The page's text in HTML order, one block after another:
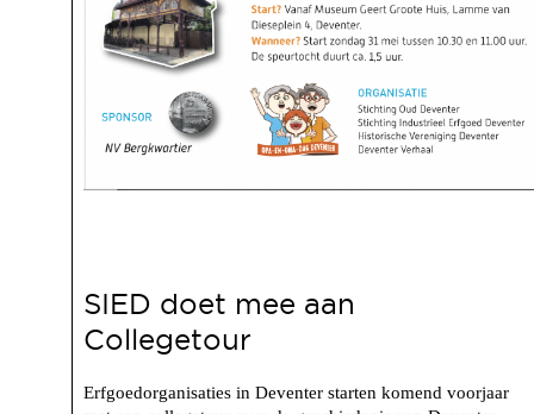
SIED doet mee aan
Collegetour
Erfgoedorganisaties in Deventer starten komend voorjaar